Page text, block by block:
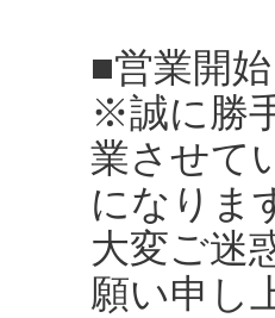
■営業開
※誠に勝
業させて
になりま
大変ご迷
願い申し